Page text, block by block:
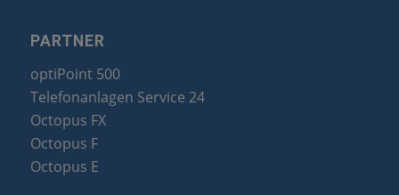
PARTNER
optiPoint 500
Telefonanlagen Service 24
Octopus FX
Octopus F
Octopus E